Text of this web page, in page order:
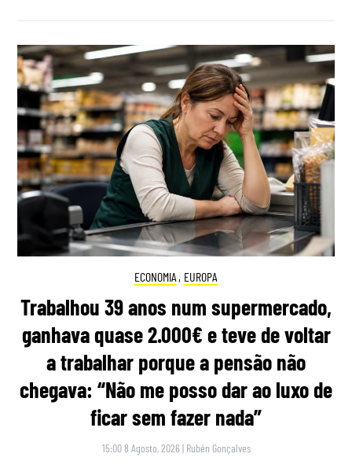
ECONOMIA , EUROPA
Trabalhou 39 anos num supermercado,
ganhava quase 2.000€ e teve de voltar
a trabalhar porque a pensão não
chegava: “Não me posso dar ao luxo de
ficar sem fazer nada”
15:00 8 Agosto, 2026 | Rubén Gonçalves